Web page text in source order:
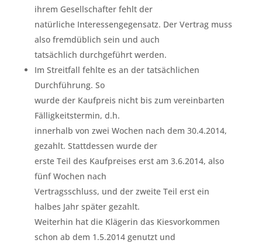
ihrem Gesellschafter fehlt der
natürliche Interessengegensatz. Der Vertrag muss
also fremdüblich sein und auch
tatsächlich durchgeführt werden.
Im Streitfall fehlte es an der tatsächlichen
Durchführung. So
wurde der Kaufpreis nicht bis zum vereinbarten
Fälligkeitstermin, d.h.
innerhalb von zwei Wochen nach dem 30.4.2014,
gezahlt. Stattdessen wurde der
erste Teil des Kaufpreises erst am 3.6.2014, also
fünf Wochen nach
Vertragsschluss, und der zweite Teil erst ein
halbes Jahr später gezahlt.
Weiterhin hat die Klägerin das Kiesvorkommen
schon ab dem 1.5.2014 genutzt und